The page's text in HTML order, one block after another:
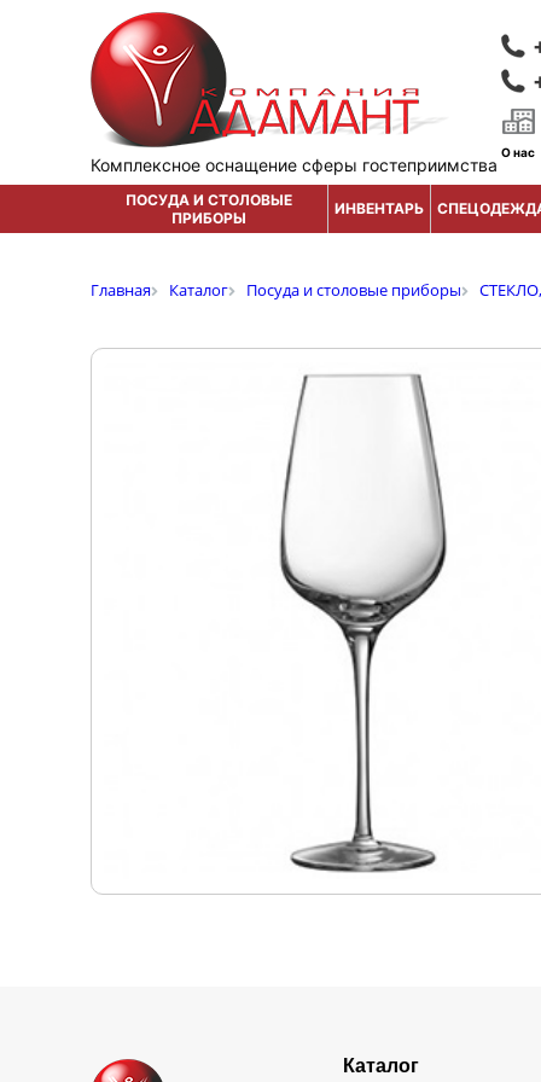
Комплексное оснащение сферы гостеприимства
О нас
ПОСУДА И СТОЛОВЫЕ
ПРИБОРЫ
ИНВЕНТАРЬ
Главная Каталог Посуда и столовые приборы
Каталог